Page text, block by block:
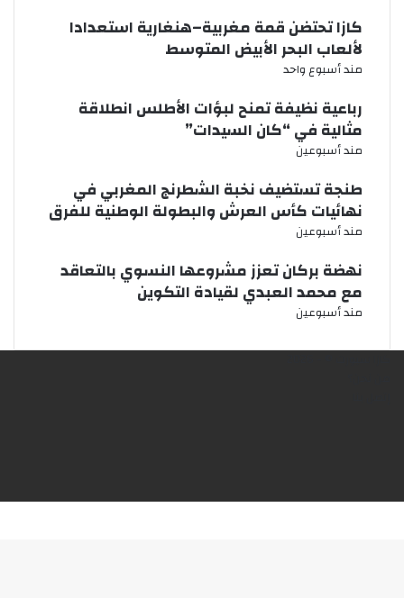
كازا تحتضن قمة مغربية–هنغارية استعدادا
لألعاب البحر الأبيض المتوسط
مند أسبوع واحد
رباعية نظيفة تمنح لبؤات الأطلس انطلاقة
مثالية في “كان السيدات”
مند أسبوعين
طنجة تستضيف نخبة الشطرنج المغربي في
نهائيات كأس العرش والبطولة الوطنية للفرق
مند أسبوعين
نهضة بركان تعزز مشروعها النسوي بالتعاقد
مع محمد العبدي لقيادة التكوين
مند أسبوعين